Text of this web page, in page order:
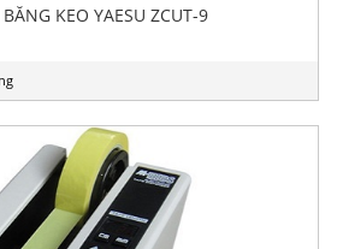
KEO YAESU ZCUT-9